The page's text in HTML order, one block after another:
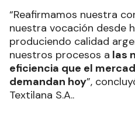
“Reafirmamos nuestra
nuestra vocación desde
produciendo calidad
nuestros procesos a las
eficiencia que el
demandan hoy”,
Textilana S.A..